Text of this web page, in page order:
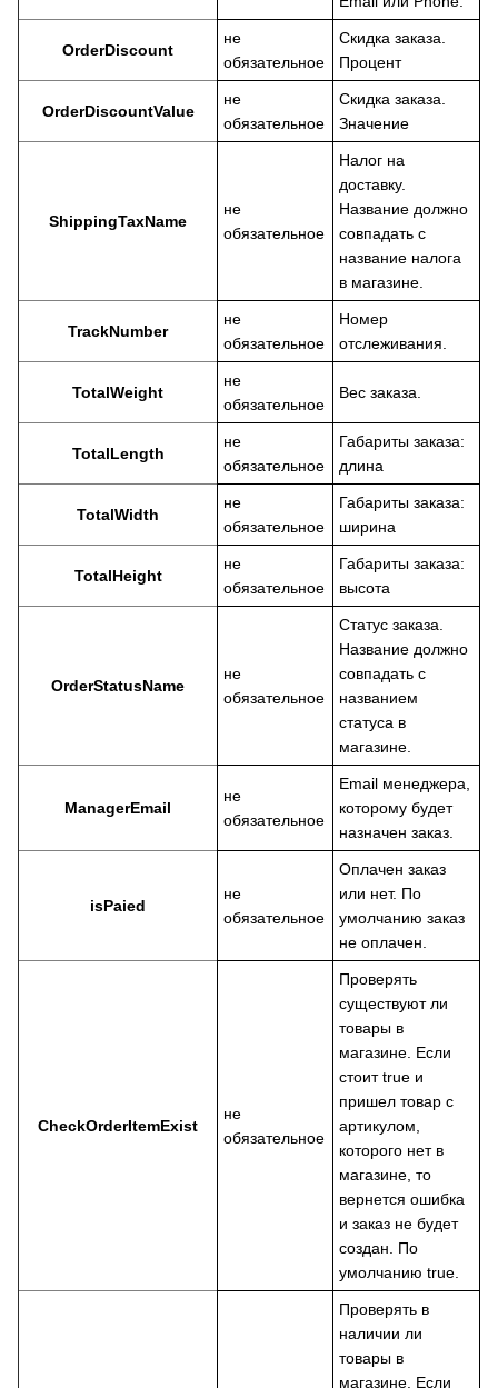
OrderDiscount
не
обязательное
Скидка заказа.
Процент
OrderDiscountValue
не
обязательное
Скидка заказа.
Значение
ShippingTaxName
не
обязательное
Налог на
доставку.
Название должно
совпадать с
название налога
в магазине.
TrackNumber
не
обязательное
Номер
отслеживания.
TotalWeight
не
обязательное
Вес заказа.
TotalLength
не
обязательное
Габариты заказа:
длина
TotalWidth
не
обязательное
Габариты заказа:
ширина
TotalHeight
не
обязательное
Габариты заказа:
высота
OrderStatusName
не
обязательное
Статус заказа.
Название должно
совпадать с
названием
статуса в
магазине.
ManagerEmail
не
обязательное
Email менеджера,
которому будет
назначен заказ.
isPaied
не
обязательное
Оплачен заказ
или нет. По
умолчанию заказ
не оплачен.
CheckOrderItemExist
не
обязательное
Проверять
существуют ли
товары в
магазине. Если
стоит true и
пришел товар с
артикулом,
которого нет в
магазине, то
вернется ошибка
и заказ не будет
создан. По
умолчанию true.
Проверять в
наличии ли
товары в
магазине. Если